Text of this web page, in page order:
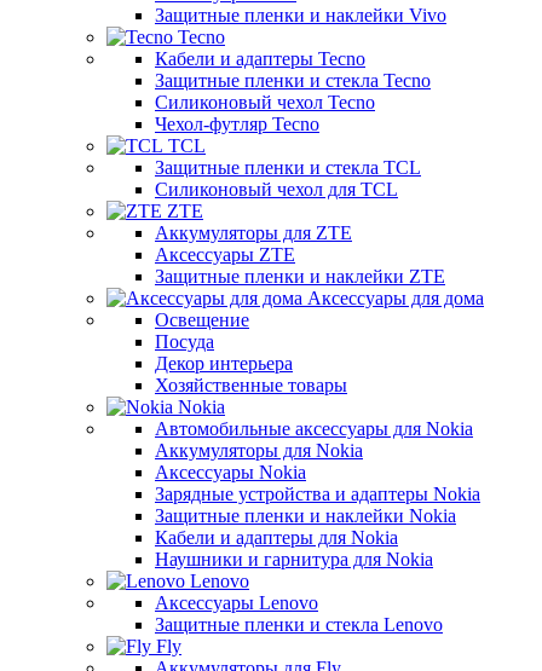
Защитные пленки и наклейки Vivo
Tecno
Кабели и адаптеры Tecno
Защитные пленки и стекла Tecno
Силиконовый чехол Tecno
Чехол-футляр Tecno
TCL
Защитные пленки и стекла TCL
Силиконовый чехол для TCL
ZTE
Аккумуляторы для ZTE
Аксессуары ZTE
Защитные пленки и наклейки ZTE
Аксессуары для дома
Освещение
Посуда
Декор интерьера
Хозяйственные товары
Nokia
Автомобильные аксессуары для Nokia
Аккумуляторы для Nokia
Аксессуары Nokia
Зарядные устройства и адаптеры Nokia
Защитные пленки и наклейки Nokia
Кабели и адаптеры для Nokia
Наушники и гарнитура для Nokia
Lenovo
Аксессуары Lenovo
Защитные пленки и стекла Lenovo
Fly